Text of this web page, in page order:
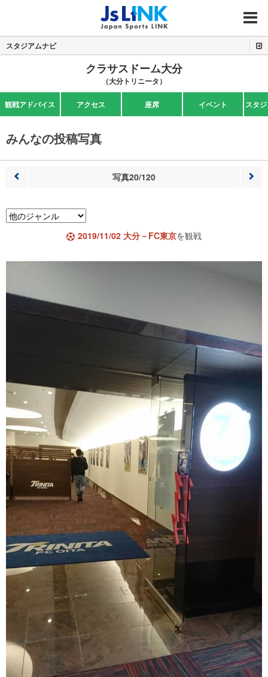
MENU
スタジアムナビ
クラサスドーム大分
（大分トリニータ）
観戦アドバイス アクセス 座席 イベント スタ
みんなの投稿写真
写真20/120
2019/11/02 大分－FC東京を観戦